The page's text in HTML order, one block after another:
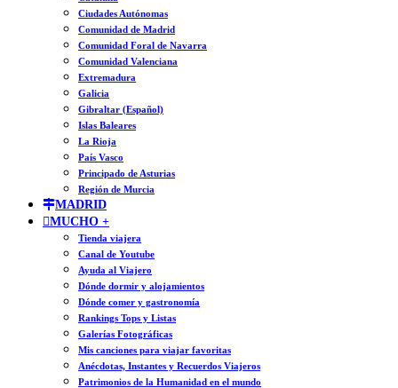
Ciudades Autónomas
Comunidad de Madrid
Comunidad Foral de Navarra
Comunidad Valenciana
Extremadura
Galicia
Gibraltar (Español)
Islas Baleares
La Rioja
País Vasco
Principado de Asturias
Región de Murcia
MADRID
MUCHO +
Tienda viajera
Canal de Youtube
Ayuda al Viajero
Dónde dormir y alojamientos
Dónde comer y gastronomía
Rankings Tops y Listas
Galerías Fotográficas
Mis canciones para viajar favoritas
Anécdotas, Instantes y Recuerdos Viajeros
Patrimonios de la Humanidad en el mundo